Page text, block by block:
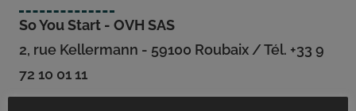
So You Start - OVH SAS
2, rue Kellermann - 59100 Roubaix / Tél. +33 9
72 10 01 11